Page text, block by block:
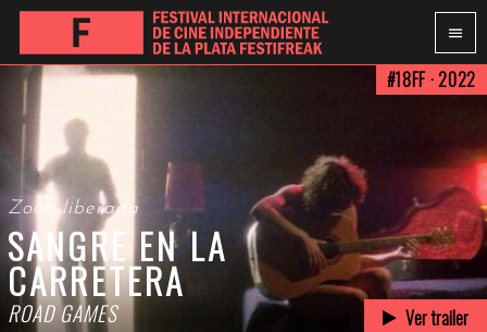
Zona liberada
SANGRE EN LA
CARRETERA
ROAD GAMES
#18FF · 2022
Ver trailer